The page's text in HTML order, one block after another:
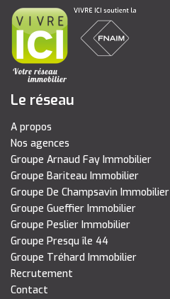
Le réseau
A propos
Nos agences
Groupe Arnaud Fay Immobilier
Groupe Bariteau Immobilier
Groupe De Champsavin Immobilier
Groupe Gueffier Immobilier
Groupe Peslier Immobilier
Groupe Presqu île 44
Groupe Tréhard Immobilier
Recrutement
Contact